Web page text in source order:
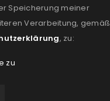
Speicherung meiner
Verarbeitung, gemäß
, zu:
zu